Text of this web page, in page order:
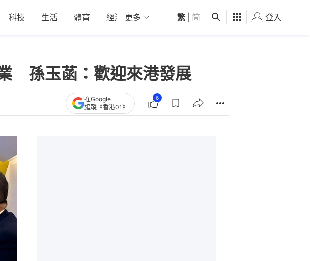
科技 生活 體育 經濟 01深圳 觀點 健康 好食玩飛
更多 繁 简 登入
孫玉菡：歡迎來港發展
在Google
追蹤《香港01》
6